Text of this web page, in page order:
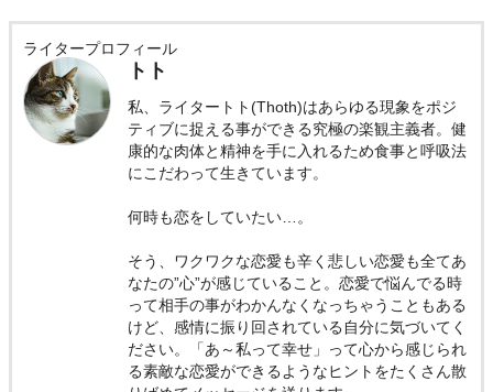
ライタープロフィール
トト
私、ライタートト(Thoth)はあらゆる現象をポジ
ティブに捉える事ができる究極の楽観主義者。健
康的な肉体と精神を手に入れるため食事と呼吸法
にこだわって生きています。
何時も恋をしていたい…。
そう、ワクワクな恋愛も辛く悲しい恋愛も全てあ
なたの”心”が感じていること。恋愛で悩んでる時
って相手の事がわかんなくなっちゃうこともある
けど、感情に振り回されている自分に気づいてく
ださい。「あ～私って幸せ」って心から感じられ
る素敵な恋愛ができるようなヒントをたくさん散